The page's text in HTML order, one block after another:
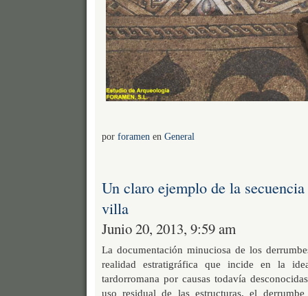
por foramenen General
Un claro ejemplo de la
villa
Junio 20, 2013, 9:59 am
La documentación minuciosa de los
realidad estratigráfica que incide en la
tardorromana por causas todavía
uso residual de las estructuras, el